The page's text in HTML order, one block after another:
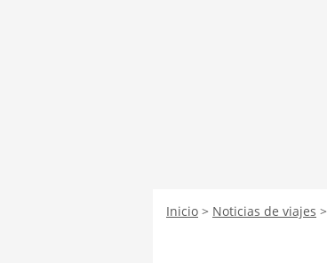
Inicio Noticias de viajes